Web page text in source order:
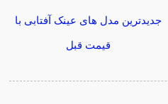
جدیدترین مدل های عینک آفتابی با
قیمت قبل